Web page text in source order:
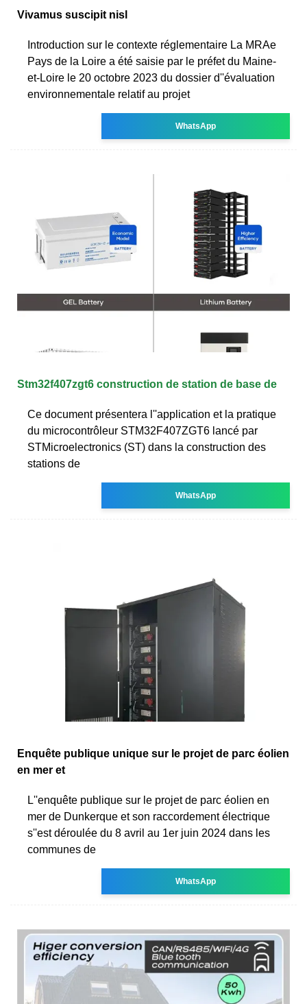
Vivamus suscipit nisl
Introduction sur le contexte réglementaire La MRAe
Pays de la Loire a été saisie par le préfet du Maine-
et-Loire le 20 octobre 2023 du dossier d''évaluation
environnementale relatif au projet
WhatsApp
Stm32f407zgt6 construction de station de base de
Ce document présentera l''application et la pratique
du microcontrôleur STM32F407ZGT6 lancé par
STMicroelectronics (ST) dans la construction des
stations de
WhatsApp
Enquête publique unique sur le projet de parc éolien
en mer et
L''enquête publique sur le projet de parc éolien en
mer de Dunkerque et son raccordement électrique
s''est déroulée du 8 avril au 1er juin 2024 dans les
communes de
WhatsApp